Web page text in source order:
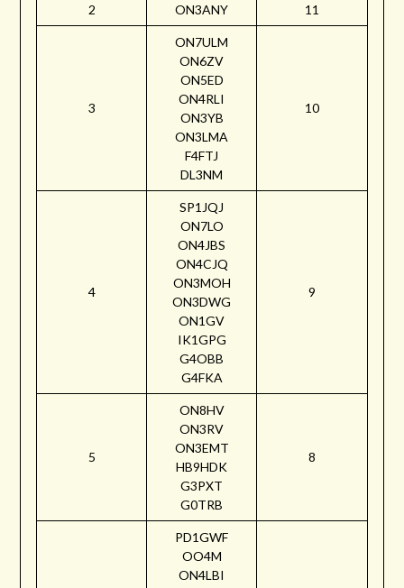
2 ON3ANY 11
3
ON7ULM
ON6ZV
ON5ED
ON4RLI
ON3YB
ON3LMA
F4FTJ
DL3NM
10
4
SP1JQJ
ON7LO
ON4JBS
ON4CJQ
ON3MOH
ON3DWG
ON1GV
IK1GPG
G4OBB
G4FKA
9
5
ON8HV
ON3RV
ON3EMT
HB9HDK
G3PXT
G0TRB
8
PD1GWF
OO4M
ON4LBI